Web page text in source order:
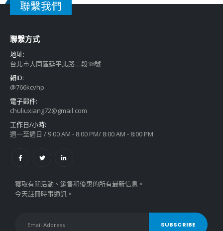
聯繫我們
聯繫方式
地址:
台北市大同區延平北路二段38號
賴ID:
@766kcvhp
電子郵件:
chuliuxiang72@gmail.com
工作日/小時:
週一至週日 / 9:00 AM - 8:00 PM/ 8:00 AM - 8:00 PM
獲取有關活動、銷售和優惠的所有最新信息。
今天註冊時事通訊。